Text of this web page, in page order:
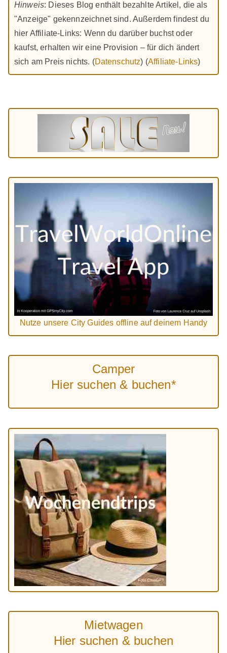
Hinweis: Dieses Blog enthält bezahlte Artikel, die als
"Anzeige" gekennzeichnet sind. Außerdem findest du
hier Affiliate-Links: Wenn du darüber buchst oder
kaufst, erhalten wir eine Provision – für dich ändert
sich am Preis nichts. (Datenschutz) (Affiliate-Links)
Nutze unsere City Guides offline auf deinem Handy
Camper
Hier suchen & buchen*
Mietwagen
Hier suchen & buchen